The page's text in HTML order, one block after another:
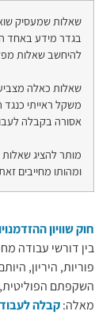
שאלות שמעסיק
בגדר מידע באחד
להיחשב שאלות
שאלות כאלה
משקל ראייתי
אסורה בקבלה
מותר להציג
ומהותו מחייבים זאת
חוק שוויון
בין דורשי עבודה
פוריות, היריון,
השקפתם הפוליטית,
מאלה:קבלה לעבודה